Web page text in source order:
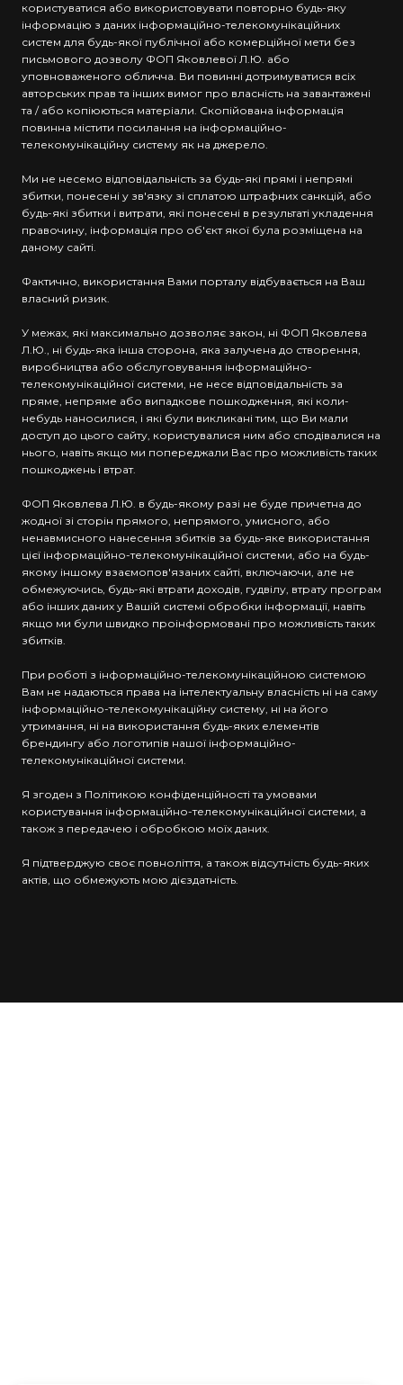
користуватися або використовувати повторно будь-яку
інформацію з даних інформаційно-телекомунікаційних
систем для будь-якої публічної або комерційної мети без
письмового дозволу ФОП Яковлевої Л.Ю. або
уповноваженого обличча. Ви повинні дотримуватися всіх
авторських прав та інших вимог про власність на завантажені
та / або копіюються матеріали. Скопійована інформація
повинна містити посилання на інформаційно-
телекомунікаційну систему як на джерело.
Ми не несемо відповідальність за будь-які прямі і непрямі
збитки, понесені у зв'язку зі сплатою штрафних санкцій, або
будь-які збитки і витрати, які понесені в результаті укладення
правочину, інформація про об'єкт якої була розміщена на
даному сайті.
Фактично, використання Вами порталу відбувається на Ваш
власний ризик.
У межах, які максимально дозволяє закон, ні ФОП Яковлева
Л.Ю., ні будь-яка інша сторона, яка залучена до створення,
виробництва або обслуговування інформаційно-
телекомунікаційної системи, не несе відповідальність за
пряме, непряме або випадкове пошкодження, які коли-
небудь наносилися, і які були викликані тим, що Ви мали
доступ до цього сайту, користувалися ним або сподівалися на
нього, навіть якщо ми попереджали Вас про можливість таких
пошкоджень і втрат.
ФОП Яковлева Л.Ю. в будь-якому разі не буде причетна до
жодної зі сторін прямого, непрямого, умисного, або
ненавмисного нанесення збитків за будь-яке використання
цієї інформаційно-телекомунікаційної системи, або на будь-
якому іншому взаємопов'язаних сайті, включаючи, але не
обмежуючись, будь-які втрати доходів, гудвілу, втрату програм
або інших даних у Вашій системі обробки інформації, навіть
якщо ми були швидко проінформовані про можливість таких
збитків.
При роботі з інформаційно-телекомунікаційною системою
Вам не надаються права на інтелектуальну власність ні на саму
інформаційно-телекомунікаційну систему, ні на його
утримання, ні на використання будь-яких елементів
брендингу або логотипів нашої інформаційно-
телекомунікаційної системи.
Я згоден з Політикою конфіденційності та умовами
користування інформаційно-телекомунікаційної системи, а
також з передачею і обробкою моїх даних.
Я підтверджую своє повноліття, а також відсутність будь-яких
актів, що обмежують мою дієздатність.